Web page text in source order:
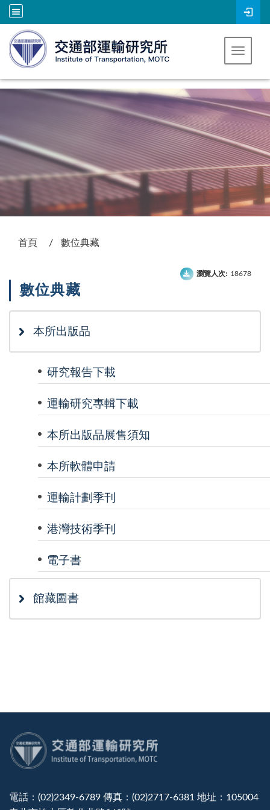
跳到主要內容
Toggle
首頁 數位典藏
瀏覽人次: 18678
數位典藏
本所出版品
研究報告下載
運輸研究專輯下載
本所出版品展售須知
本所軟體申請
運輸計劃季刊
港灣技術季刊
電子書
館藏圖書
電話：(02)2349-6789 傳真：(02)2717-6381 地址：105004